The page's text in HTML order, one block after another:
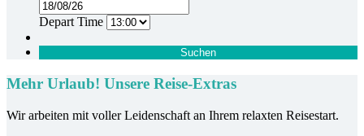
Depart Time
Suchen
Mehr Urlaub! Unsere Reise-Extras
Wir arbeiten mit voller Leidenschaft an Ihrem relaxten Reisestart.